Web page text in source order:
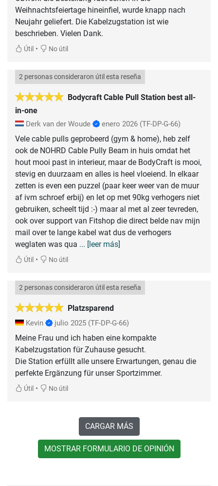
Weihnachtsfeiertage hineinfiel, wurde knapp nach
Neujahr geliefert. Die Kabelzugstation ist wie
Útil • No útil
Bodycraft Cable Pull Station best all-
in-one
2 personas consideraron útil esta reseña
Derk van der Woude enero 2026 (TF-DP-G-66)
Vele cable pulls geprobeerd (gym & home), heb zelf
ook de NOHRD Cable Pully Beam in huis omdat het
hout mooi past in interieur, maar de BodyCraft is mooi,
stevig en duurzaam en alles is heel vloeiend. In elkaar
zetten is even een puzzel (paar keer weer van de muur
af ivm schroef erbij) en let op met 90kg verhogers niet
gebruiken, scheelt tijd :-) maar al met al zeer tevreden,
ook over support van Fitshop die direct belde nav mijn
mail over te lange kabel wat dus de verhogers
weglaten was qua ... [leer más]
Útil • No útil
Platzsparend
2 personas consideraron útil esta reseña
Kevin julio 2025 (TF-DP-G-66)
Meine Frau und ich haben eine kompakte
Kabelzugstation für Zuhause gesucht.
Die Station erfüllt alle unsere Erwartungen, genau die
perfekte Ergänzung für unser Sportzimmer.
Útil • No útil
CARGAR MÁS
MOSTRAR FORMULARIO DE OPINIÓN